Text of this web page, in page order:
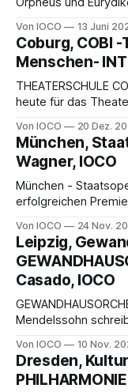
Hotelzimmer mit
Von IOCO 13 Juni
Coburg, COBI -
Menschen-
THEATERSCHULE COBI, Coboburg: „Jedes Kind,
heute für das
IOCO Nicole Strehl, die Leiterin
Coburg ....
Von IOCO 20 Dez.
München,
Wagner, IOCO
München - Staatsoper:
erfolgreichen
Bayerischen
27. Oktober
Von IOCO 24 Nov.
Leipzig,
Casado, IOCO
Mendelssohn
zusammennehmen,
und emsiger zu
Beruf eines
Von IOCO 10 Nov.
Dresden,